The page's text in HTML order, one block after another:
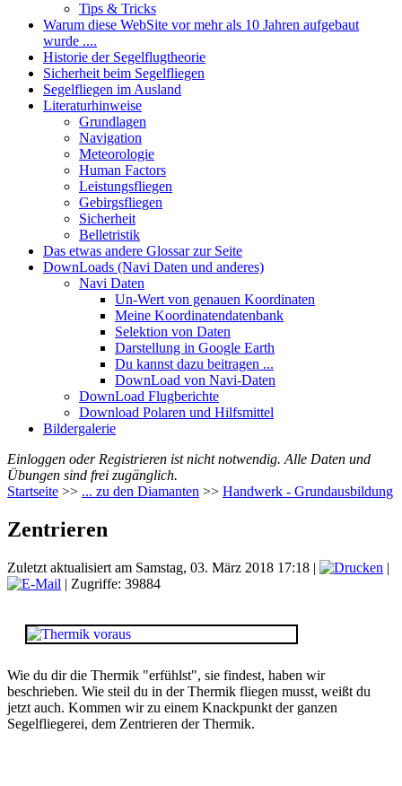
Tips & Tricks
Warum diese WebSite vor mehr als 10 Jahren aufgebaut
wurde ....
Historie der Segelflugtheorie
Sicherheit beim Segelfliegen
Segelfliegen im Ausland
Literaturhinweise
Grundlagen
Navigation
Meteorologie
Human Factors
Leistungsfliegen
Gebirgsfliegen
Sicherheit
Belletristik
Das etwas andere Glossar zur Seite
DownLoads (Navi Daten und anderes)
Navi Daten
Un-Wert von genauen Koordinaten
Meine Koordinatendatenbank
Selektion von Daten
Darstellung in Google Earth
Du kannst dazu beitragen ...
DownLoad von Navi-Daten
DownLoad Flugberichte
Download Polaren und Hilfsmittel
Bildergalerie
Einloggen oder Registrieren ist nicht notwendig. Alle Daten und
Übungen sind frei zugänglich.
Startseite >> ... zu den Diamanten >> Handwerk - Grundausbildung
Zentrieren
Zuletzt aktualisiert am Samstag, 03. März 2018 17:18 |
|
| Zugriffe: 39884
Wie du dir die Thermik "erfühlst", sie findest, haben wir
beschrieben. Wie steil du in der Thermik fliegen musst, weißt du
jetzt auch. Kommen wir zu einem Knackpunkt der ganzen
Segelfliegerei, dem Zentrieren der Thermik.